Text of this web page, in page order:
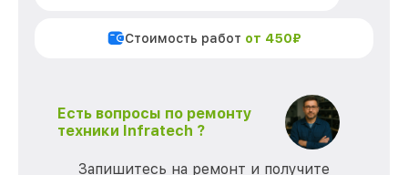
Стоимость работ от 450₽
Есть вопросы по ремонту
техники Infratech ?
Запишитесь на ремонт и получите